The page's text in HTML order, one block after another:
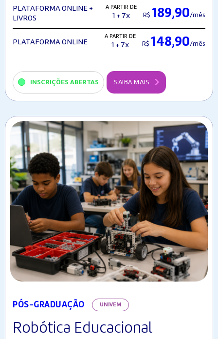
PLATAFORMA ONLINE +
LIVROS
A PARTIR DE
1 + 7x R$ 189,90/mês
PLATAFORMA ONLINE
A PARTIR DE
1 + 7x R$ 148,90/mês
INSCRIÇÕES ABERTAS SAIBA MAIS
PÓS-GRADUAÇÃO UNIVEM
Robótica Educacional